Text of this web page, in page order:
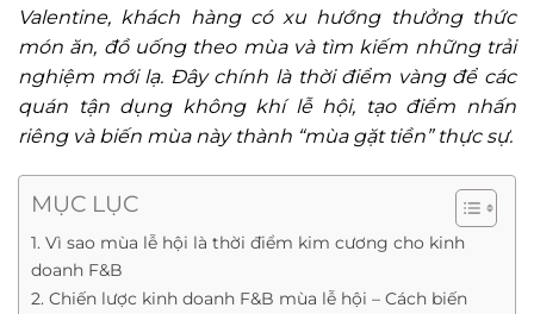
Valentine, khách hàng có xu hướng thưởng thức
món ăn, đồ uống theo mùa và tìm kiếm những trải
nghiệm mới lạ. Đây chính là thời điểm vàng để các
quán tận dụng không khí lễ hội, tạo điểm nhấn
riêng và biến mùa này thành “mùa gặt tiền” thực sự.
MỤC LỤC
1. Vì sao mùa lễ hội là thời điểm kim cương cho kinh
doanh F&B
2. Chiến lược kinh doanh F&B mùa lễ hội – Cách biến